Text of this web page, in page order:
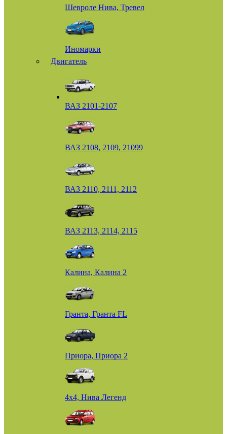
Шевроле Нива, Тревел
Иномарки
Двигатель
ВАЗ 2101-2107
ВАЗ 2108, 2109, 21099
ВАЗ 2110, 2111, 2112
ВАЗ 2113, 2114, 2115
Калина, Калина 2
Гранта, Гранта FL
Приора, Приора 2
4х4, Нива Легенд